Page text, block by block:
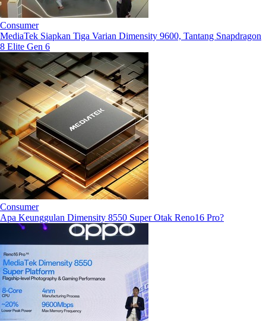
Consumer
MediaTek Siapkan Tiga Varian Dimensity 9600, Tantang Snapdragon
8 Elite Gen 6
Consumer
Apa Keunggulan Dimensity 8550 Super Otak Reno16 Pro?